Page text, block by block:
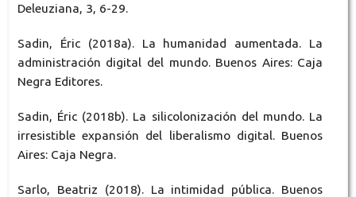
Deleuziana, 3, 6-29.
Sadin, Éric (2018a). La humanidad aumentada. La
administración digital del mundo. Buenos Aires: Caja
Negra Editores.
Sadin, Éric (2018b). La silicolonización del mundo. La
irresistible expansión del liberalismo digital. Buenos
Aires: Caja Negra.
Sarlo, Beatriz (2018). La intimidad pública. Buenos